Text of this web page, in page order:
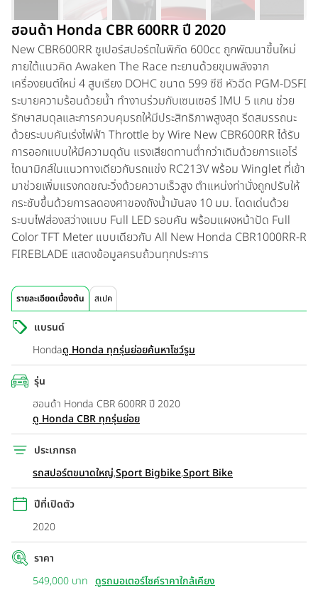
ฮอนด้า Honda CBR 600RR ปี 2020
New CBR600RR ซูเปอร์สปอร์ตในพิกัด 600cc ถูกพัฒนาขึ้นใหม่
ภายใต้แนวคิด Awaken The Race ทะยานด้วยขุมพลังจาก
เครื่องยนต์ใหม่ 4 สูบเรียง DOHC ขนาด 599 ซีซี หัวฉีด PGM-DSFI
ระบายความร้อนด้วยน้ำ ทำงานร่วมกับเซนเซอร์ IMU 5 แกน ช่วย
รักษาสมดุลและการควบคุมรถให้มีประสิทธิภาพสูงสุด รีดสมรรถนะ
ด้วยระบบคันเร่งไฟฟ้า Throttle by Wire New CBR600RR ได้รับ
การออกแบบให้มีความดุดัน แรงเสียดทานต่ำกว่าเดิมด้วยการแอโร่
ไดนามิกส์ในแนวทางเดียวกับรถแข่ง RC213V พร้อม Winglet ที่เข้า
มาช่วยเพิ่มแรงกดขณะวิ่งด้วยความเร็วสูง ตำแหน่งท่านั่งถูกปรับให้
กระชับขึ้นด้วยการลดองศาของถังน้ำมันลง 10 มม. โดดเด่นด้วย
ระบบไฟส่องสว่างแบบ Full LED รอบคัน พร้อมแผงหน้าปัด Full
Color TFT Meter แบบเดียวกับ All New Honda CBR1000RR-R
FIREBLADE แสดงข้อมูลครบถ้วนทุกประการ
รายละเอียดเบื้องต้น สเปค
แบรนด์
Hondaดู Honda ทุกรุ่นย่อยค้นหาโชว์รูม
รุ่น
ฮอนด้า Honda CBR 600RR ปี 2020
ดู Honda CBR ทุกรุ่นย่อย
ประเภทรถ
รถสปอร์ตขนาดใหญ่,Sport Bigbike,Sport Bike
ปีที่เปิดตัว
2020
ราคา
549,000 บาท ดูรถมอเตอร์ไซค์ราคาใกล้เคียง